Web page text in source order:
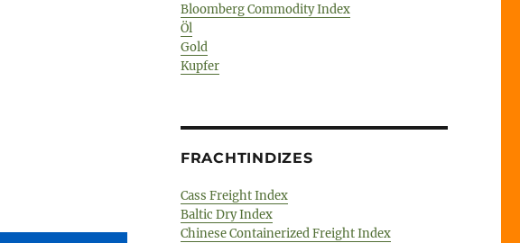
Bloomberg Commodity Index
Öl
Gold
Kupfer
FRACHTINDIZES
Cass Freight Index
Baltic Dry Index
Chinese Containerized Freight Index